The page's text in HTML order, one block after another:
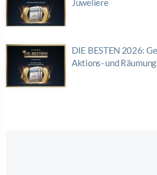
Juweliere
DIE BESTEN 2026:
Aktions- und